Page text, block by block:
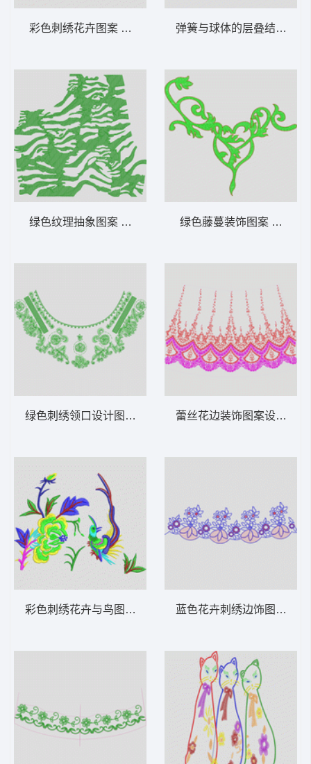
彩色刺绣花卉图案 经典花
绿色纹理抽象图案 河流样它它米
绿色刺绣领口设计图 简单领
彩色刺绣花卉与鸟图案 传统鸟凤凰牡丹花
弹簧与球体的层叠结构 圆
绿色藤蔓装饰图案 抽象它
蕾丝花边装饰图案设计图
蓝色花卉刺绣边饰图案 花